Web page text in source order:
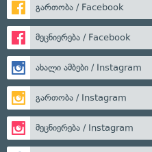
გართობა / Facebook
მეცნიერება / Facebook
ახალი ამბები / Instagram
გართობა / Instagram
მეცნიერება / Instagram